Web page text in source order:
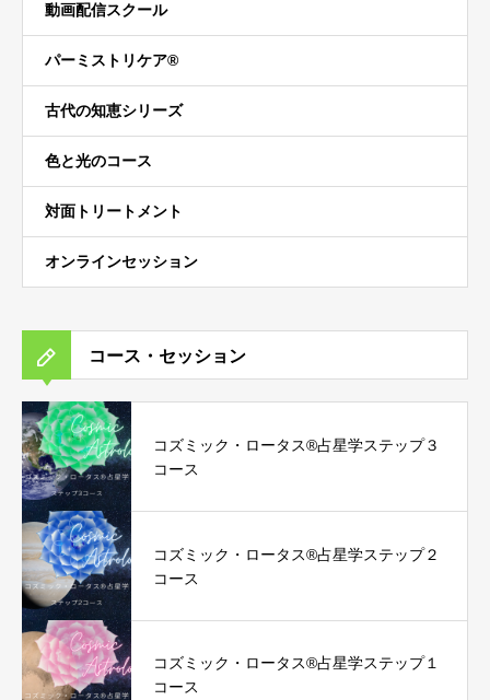
動画配信スクール
パーミストリケア®︎
古代の知恵シリーズ
色と光のコース
対面トリートメント
オンラインセッション
コース・セッション
コズミック・ロータス®︎占星学ステップ３
コース
コズミック・ロータス®︎占星学ステップ２
コース
コズミック・ロータス®︎占星学ステップ１
コース